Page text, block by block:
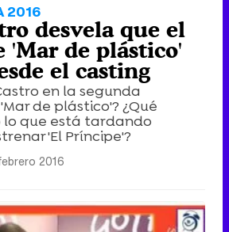
2016
desvela que el
'Mar de plástico'
el casting
en la segunda
de plástico'? ¿Qué
que está tardando
'El Príncipe'?
2016